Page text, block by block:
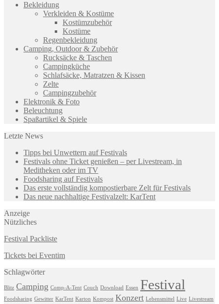
Bekleidung
Verkleiden & Kostüme
Kostümzubehör
Kostüme
Regenbekleidung
Camping, Outdoor & Zubehör
Rucksäcke & Taschen
Campingküche
Schlafsäcke, Matratzen & Kissen
Zelte
Campingzubehör
Elektronik & Foto
Beleuchtung
Spaßartikel & Spiele
Letzte News
Tipps bei Unwettern auf Festivals
Festivals ohne Ticket genießen – per Livestream, in
Meditheken oder im TV
Foodsharing auf Festivals
Das erste vollständig kompostierbare Zelt für Festivals
Das neue nachhaltige Festivalzelt: KarTent
Anzeige
Nützliches
Festival Packliste
Tickets bei Eventim
Schlagwörter
Blitz Camping Comp-A-Tent Couch Download Essen Festival
Foodsharing Gewitter KarTent Karton Kompost Konzert Lebensmittel Live Livestream